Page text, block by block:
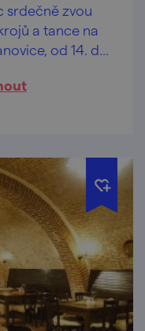
srdečně zvou
a tance na
od 14. do